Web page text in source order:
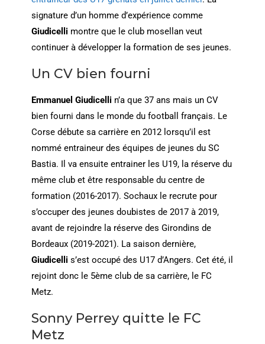
signature d’un homme d’expérience comme
Giudicelli montre que le club mosellan veut
continuer à développer la formation de ses jeunes.
Un CV bien fourni
Emmanuel Giudicelli n’a que 37 ans mais un CV
bien fourni dans le monde du football français. Le
Corse débute sa carrière en 2012 lorsqu’il est
nommé entraineur des équipes de jeunes du SC
Bastia. Il va ensuite entrainer les U19, la réserve du
même club et être responsable du centre de
formation (2016-2017). Sochaux le recrute pour
s’occuper des jeunes doubistes de 2017 à 2019,
avant de rejoindre la réserve des Girondins de
Bordeaux (2019-2021). La saison dernière,
Giudicelli s’est occupé des U17 d’Angers. Cet été, il
rejoint donc le 5ème club de sa carrière, le FC
Metz.
Sonny Perrey quitte le FC
Metz